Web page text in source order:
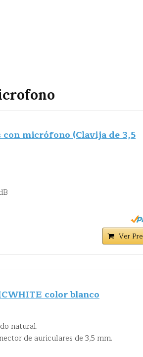
micrófono (Clavija de 3,5
Ver
color blanco
natural.
de auriculares de 3,5 mm.